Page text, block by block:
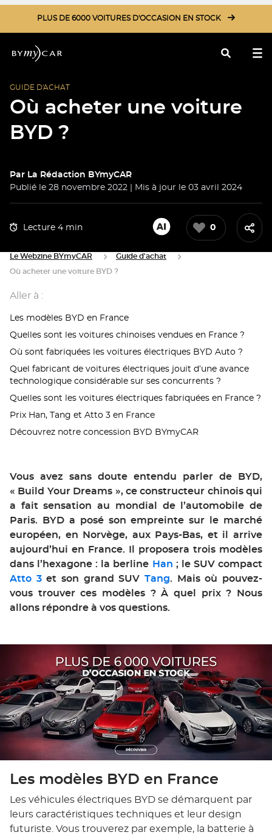
PLUS DE 6000 VOITURES D'OCCASION EN STOCK
Rechercher
GUIDE D'ACHAT
Où acheter une voiture
BYD ?
Par La Rédaction BYmyCAR
Publié le 28 novembre 2022 | Mis à jour le 03 avril 2024
Lecture 4 min 0
Le Webzine BYmyCAR Guide d'achat
Où acheter une voiture BYD ?
Aller à :
Les modèles BYD en France
Quelles sont les voitures chinoises vendues en France ?
Où sont fabriquées les voitures électriques BYD Auto ?
Quel fabricant de voitures électriques jouit d’une avance
technologique considérable sur ses concurrents ?
Quelles sont les voitures électriques fabriquées en France ?
Prix Han, Tang et Atto 3 en France
Découvrez notre concession BYD BYmyCAR
Vous avez sans doute entendu parler de BYD,
« Build Your Dreams », ce constructeur chinois qui
a fait sensation au mondial de l’automobile de
Paris. BYD a posé son empreinte sur le marché
européen, en Norvège, aux Pays-Bas, et il arrive
aujourd’hui en France. Il proposera trois modèles
dans l’hexagone : la berline Han ; le SUV compact
Atto 3et son grand SUVTang. Mais où pouvez-
vous trouver ces modèles ? À quel prix ? Nous
allons répondre à vos questions.
Les modèles BYD en France
Les véhicules électriques BYD se démarquent par
leurs caractéristiques techniques et leur design
futuriste. Vous trouverez par exemple, la batterie à